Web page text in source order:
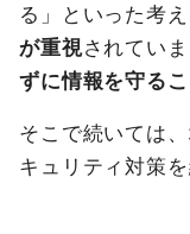
る」といった考
が重視されてい
ずに情報を守る
そこで続いては
キュリティ対策を